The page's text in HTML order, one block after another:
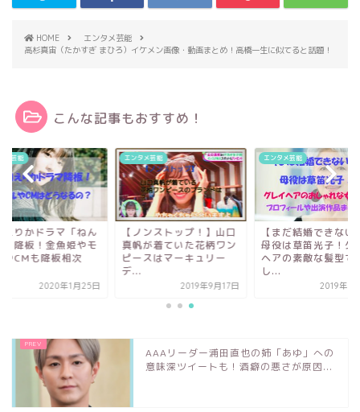
HOME
エンタメ芸能
高杉真宙（たかすぎ まひろ）イケメン画像・動画まとめ！高橋一生に似てると話題！
こんな記事もおすすめ！
メ芸能
えりかドラマ「ねん
」降板！金魚姫やモ
やCMも降板相次
2020年1月25日
エンタメ芸能
【ノンストップ！】山口
真帆が着ていた花柄ワン
ピースはマーキュリー
デ...
2019年9月17日
エンタメ芸能
【まだ結婚できない
母役は草笛光子！グ
ヘアの素敵な髪型で
し...
2019年10
AAAリーダー浦田直也の姉「あゆ」への
意味深ツイートも！酒癖の悪さが原因...